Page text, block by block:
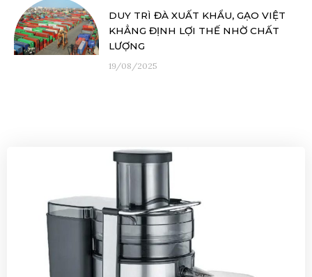
DUY TRÌ ĐÀ XUẤT KHẨU, GẠO VIỆT
KHẲNG ĐỊNH LỢI THẾ NHỜ CHẤT
LƯỢNG
19/08/2025